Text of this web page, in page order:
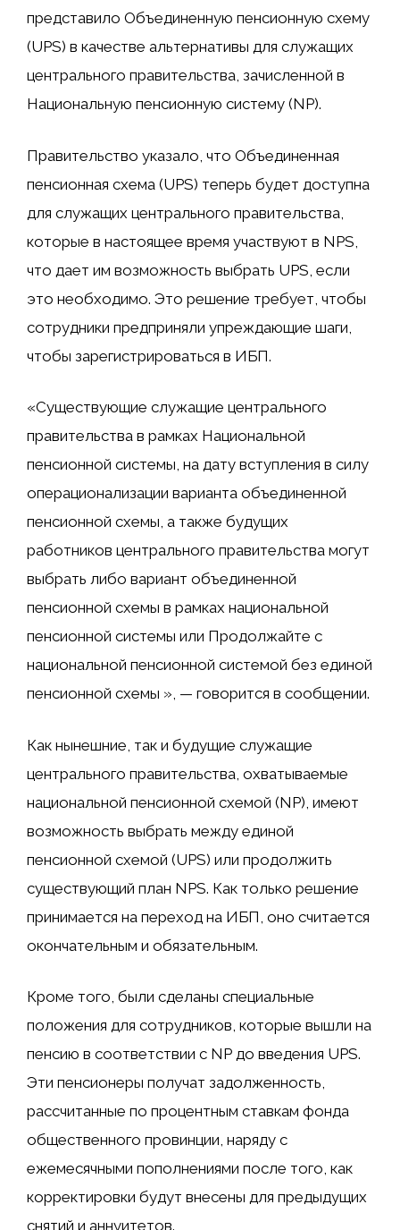
представило Объединенную пенсионную схему
(UPS) в качестве альтернативы для служащих
центрального правительства, зачисленной в
Национальную пенсионную систему (NP).
Правительство указало, что Объединенная
пенсионная схема (UPS) теперь будет доступна
для служащих центрального правительства,
которые в настоящее время участвуют в NPS,
что дает им возможность выбрать UPS, если
это необходимо. Это решение требует, чтобы
сотрудники предприняли упреждающие шаги,
чтобы зарегистрироваться в ИБП.
«Существующие служащие центрального
правительства в рамках Национальной
пенсионной системы, на дату вступления в силу
операционализации варианта объединенной
пенсионной схемы, а также будущих
работников центрального правительства могут
выбрать либо вариант объединенной
пенсионной схемы в рамках национальной
пенсионной системы или Продолжайте с
национальной пенсионной системой без единой
пенсионной схемы », — говорится в сообщении.
Как нынешние, так и будущие служащие
центрального правительства, охватываемые
национальной пенсионной схемой (NP), имеют
возможность выбрать между единой
пенсионной схемой (UPS) или продолжить
существующий план NPS. Как только решение
принимается на переход на ИБП, оно считается
окончательным и обязательным.
Кроме того, были сделаны специальные
положения для сотрудников, которые вышли на
пенсию в соответствии с NP до введения UPS.
Эти пенсионеры получат задолженность,
рассчитанные по процентным ставкам фонда
общественного провинции, наряду с
ежемесячными пополнениями после того, как
корректировки будут внесены для предыдущих
снятий и аннуитетов.